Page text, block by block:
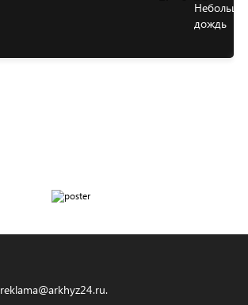
reklama@arkhyz24.ru.